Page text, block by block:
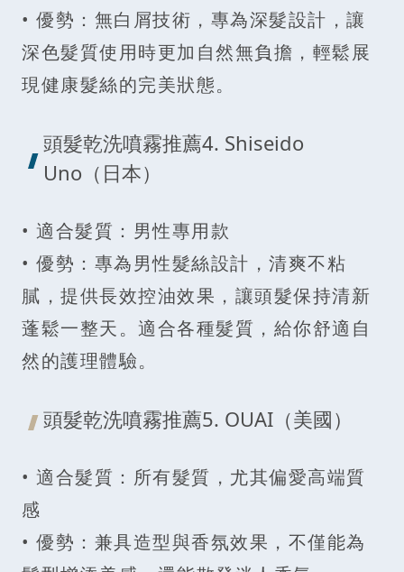
• 優勢：無白屑技術，專為深髮設計，讓
深色髮質使用時更加自然無負擔，輕鬆展
現健康髮絲的完美狀態。
頭髮乾洗噴霧推薦4. Shiseido
Uno（日本）
• 適合髮質：男性專用款
• 優勢：專為男性髮絲設計，清爽不粘
膩，提供長效控油效果，讓頭髮保持清新
蓬鬆一整天。適合各種髮質，給你舒適自
然的護理體驗。
頭髮乾洗噴霧推薦5. OUAI（美國）
• 適合髮質：所有髮質，尤其偏愛高端質
感
• 優勢：兼具造型與香氛效果，不僅能為